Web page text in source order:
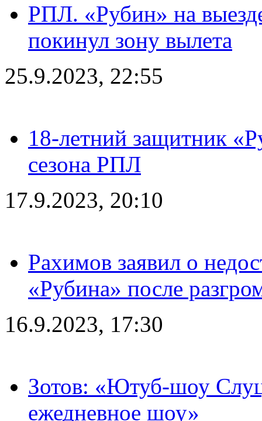
РПЛ. «Рубин» на
покинул зону вылета
25.9.2023, 22:55
18-летний защитник
сезона РПЛ
17.9.2023, 20:10
Рахимов заявил о
«Рубина» после
16.9.2023, 17:30
Зотов: «Ютуб-шоу
ежедневное шоу»